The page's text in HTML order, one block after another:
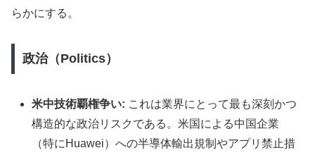
らかにする。
政治（Politics）
米中技術覇権争い: これは業界にとって最も深刻かつ
構造的な政治リスクである。米国による中国企業
（特にHuawei）への半導体輸出規制やアプリ禁止措